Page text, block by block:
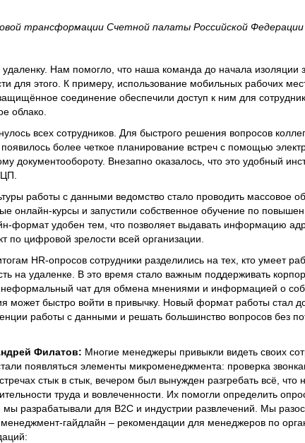
трансформации Счетной палаты Российской
Нам помогло, что наша команда до начала изоляции
для этого. К примеру, использование мобильных рабочих
соединение обеспечили доступ к ним для
облако.
всех сотрудников. Для быстрого решения вопросов
более четкое планирование встреч с помощью
документообороту. Внезапно оказалось, что это удобный
работы с данными ведомство стало проводить массовое
онлайн-курсы и запустили собственное обучение по
формат удобен тем, что позволяет выдавать информацию
по цифровой зрелости всей организации.
HR-опросов сотрудники разделились на тех, кто умеет
на удаленке. В это время стало важным поддерживать
чат для обмена мнениями и информацией о
может быстро войти в привычку. Новый формат работы стал
работы с данными и решать большинство вопросов без
Филатов: Многие менеджеры привыкли видеть своих
появляться элементы микроменеджмента: проверка
стык в стык, вечером был вынужден разгребать всё, что
труда и вовлеченности. Их помогли определить
мы разрабатывали для B2C и индустрии развлечений. Мы
гайдлайн – рекомендации для менеджеров по